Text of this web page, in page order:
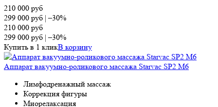
210 000 руб
299 000 руб |–30%
210 000 руб
299 000 руб |–30%
Купить в 1 кликВ корзину
Аппарат вакуумно-роликового массажа Starvac SP2 M6
Лимфодренажный массаж
Коррекция фигуры
Миорелаксация